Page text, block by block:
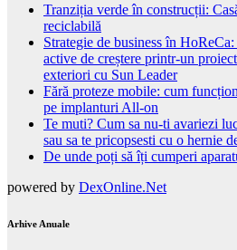
Tranziția verde în construcții:
reciclabilă
Strategie de business în
active de creștere printr-un
exteriori cu Sun Leader
Fără proteze mobile: cum
pe implanturi All-on
Te muti? Cum sa nu-ti avariezi
sau sa te pricopsesti cu o hernie
De unde poți să îți cumperi
powered by DexOnline.Net
Arhive Anuale